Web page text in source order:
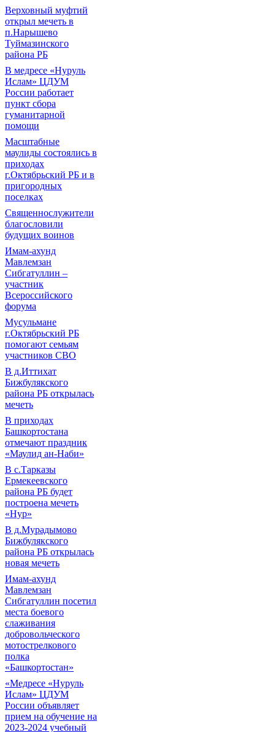
Верховный муфтий
открыл мечеть в
п.Нарышево
Туймазинского
района РБ
В медресе «Нуруль
Ислам» ЦДУМ
России работает
пункт сбора
гуманитарной
помощи
Масштабные
маулиды состоялись в
приходах
г.Октябрьский РБ и в
пригородных
поселках
Священнослужители
благословили
будущих воинов
Имам-ахунд
Мавлемзан
Сибгатуллин –
участник
Всероссийского
форума
Мусульмане
г.Октябрьский РБ
помогают семьям
участников СВО
В д.Иттихат
Бижбулякского
района РБ открылась
мечеть
В приходах
Башкортостана
отмечают праздник
«Маулид ан-Наби»
В с.Тарказы
Ермекеевского
района РБ будет
построена мечеть
«Нур»
В д.Мурадымово
Бижбулякского
района РБ открылась
новая мечеть
Имам-ахунд
Мавлемзан
Сибгатуллин посетил
места боевого
слаживания
добровольческого
мотострелкового
полка
«Башкортостан»
«Медресе «Нуруль
Ислам» ЦДУМ
России объявляет
прием на обучение на
2023-2024 учебный